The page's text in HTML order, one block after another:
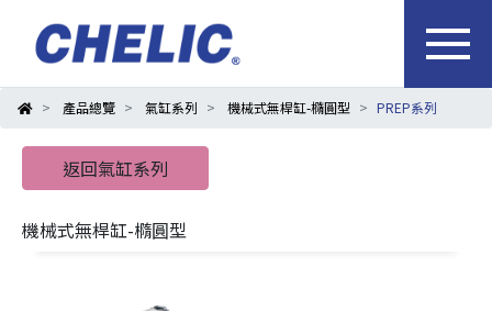
產品總覽 氣缸系列 機械式無桿缸-橢圓型 PREP系列
返回氣缸系列
機械式無桿缸-橢圓型